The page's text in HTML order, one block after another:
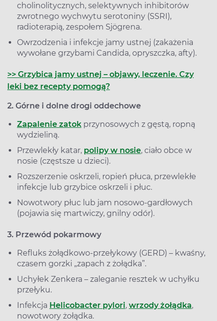
cholinolitycznych, selektywnych inhibitorów
zwrotnego wychwytu serotoniny (SSRI),
radioterapią, zespołem Sjögrena.
Owrzodzenia i infekcje jamy ustnej (zakażenia
wywołane grzybami Candida, opryszczka, afty).
>> Grzybica jamy ustnej – objawy, leczenie. Czy
leki bez recepty pomogą?
2. Górne i dolne drogi oddechowe
Zapalenie zatok przynosowych z gęstą, ropną
wydzieliną.
Przewlekły katar, polipy w nosie, ciało obce w
nosie (częstsze u dzieci).
Rozszerzenie oskrzeli, ropień płuca, przewlekłe
infekcje lub grzybice oskrzeli i płuc.
Nowotwory płuc lub jam nosowo-gardłowych
(pojawia się martwiczy, gnilny odór).
3. Przewód pokarmowy
Refluks żołądkowo-przełykowy (GERD) – kwaśny,
czasem gorzki „zapach z żołądka”.
Uchyłek Zenkera – zaleganie resztek w uchyłku
przełyku.
Infekcja Helicobacter pylori, wrzody żołądka,
nowotwory żołądka.